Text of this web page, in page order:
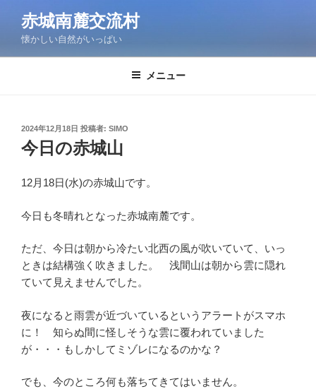
ン
赤城南麓交流村
懐かしい自然がいっぱい
メニュー
投
稿
日:
2024年12月18日 投稿者: SIMO
今日の赤城山
12月18日(水)の赤城山です。
今日も冬晴れとなった赤城南麓です。
ただ、今日は朝から冷たい北西の風が吹いていて、いっ
ときは結構強く吹きました。 浅間山は朝から雲に隠れ
ていて見えませんでした。
夜になると雨雲が近づいているというアラートがスマホ
に！ 知らぬ間に怪しそうな雲に覆われていました
が・・・もしかしてミゾレになるのかな？
でも、今のところ何も落ちてきてはいません。